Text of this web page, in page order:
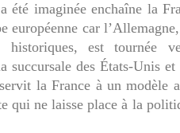
été imaginée enchaîne la
européenne car
historiques, est tournée
succursale des États-Unis
la France à un modèle
qui ne laisse place à la